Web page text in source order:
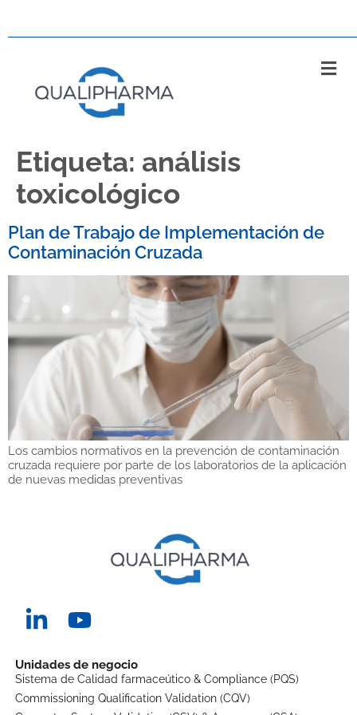
Etiqueta: análisis
toxicológico
Plan de Trabajo de Implementación de
Contaminación Cruzada
Los cambios normativos en la prevención de contaminación
cruzada requiere por parte de los laboratorios de la aplicación
de nuevas medidas preventivas
Unidades de negocio
Sistema de Calidad farmaceútico & Compliance (PQS)
Commissioning Qualification Validation (CQV)